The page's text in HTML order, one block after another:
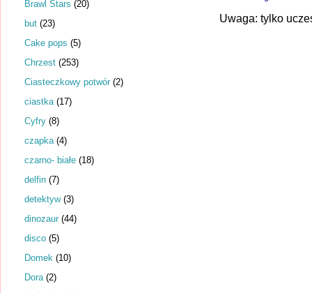
Uwaga: tylko
Brawl Stars (20)
but (23)
Cake pops (5)
Chrzest (253)
Ciasteczkowy potwór (2)
ciastka (17)
Cyfry (8)
czapka (4)
czarno- białe (18)
delfin (7)
detektyw (3)
dinozaur (44)
disco (5)
Domek (10)
Dora (2)